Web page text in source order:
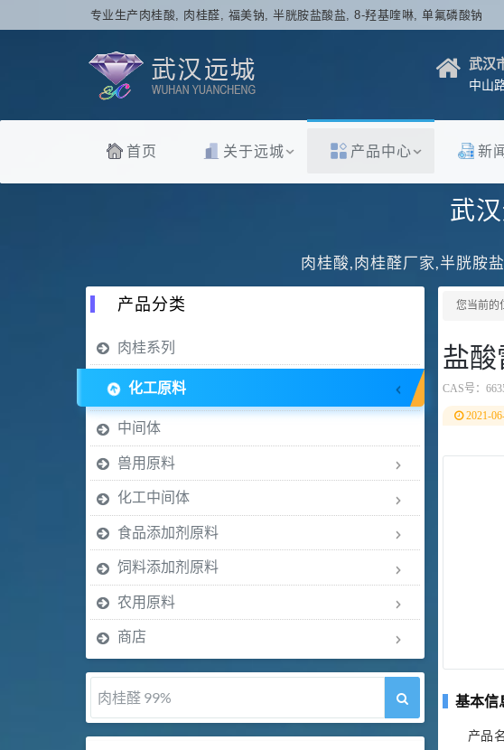
专业生产肉桂酸, 肉桂醛, 福美钠, 半胱胺盐酸盐, 8-羟基喹啉, 单氟磷酸钠
武汉
中山
首页 关于远城 产品中心 新
武
肉桂酸,肉桂醛厂家,半胱胺
您当前的
盐酸
CAS号：
2021-
基本信
产品
产品分类
肉桂系列
化工原料
中间体
兽用原料
化工中间体
食品添加剂原料
饲料添加剂原料
农用原料
商店
肉桂醛 99%